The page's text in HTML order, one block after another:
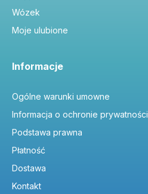
Wózek
Moje ulubione
Informacje
Ogólne warunki umowne
Informacja o ochronie prywatności
Podstawa prawna
Płatność
Dostawa
Kontakt